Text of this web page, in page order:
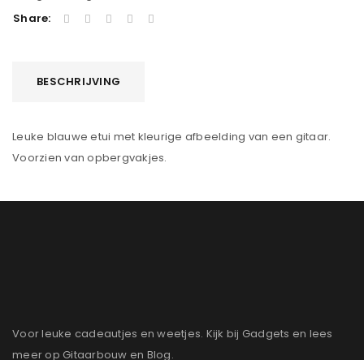
Share:
BESCHRIJVING
Leuke blauwe etui met kleurige afbeelding van een gitaar.
Voorzien van opbergvakjes.
Voor leuke cadeautjes en weetjes. Kijk bij Gadgets en lees
meer op Gitaarbouw en Blog.